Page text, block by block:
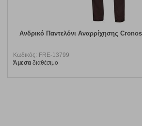
Ανδρικό Παντελόνι Αναρρίχησης
Κωδικός: FRE-13799
Άμεσα διαθέσιμο